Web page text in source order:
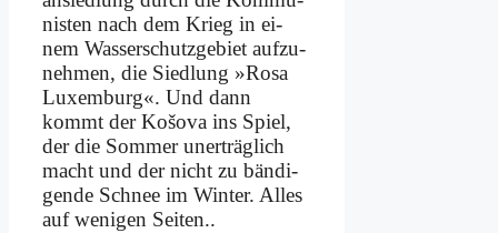
ni­sten nach dem Krieg in ei­
nem Was­ser­schutz­ge­biet auf­zu­
neh­men, die Sied­lung »Ro­sa
Lu­xem­burg«. Und dann
kommt der Košo­va ins Spiel,
der die Som­mer un­er­träg­lich
macht und der nicht zu bän­di­
gen­de Schnee im Win­ter. Al­les
auf we­ni­gen Sei­ten..